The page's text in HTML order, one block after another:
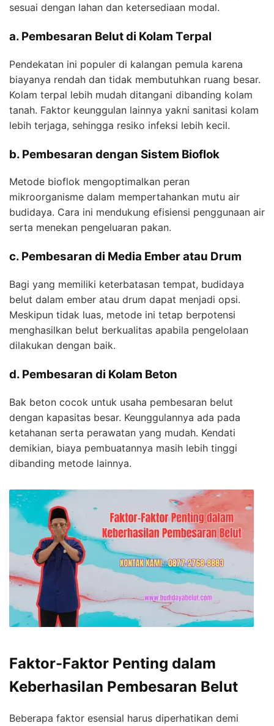
sesuai dengan lahan dan ketersediaan modal.
a. Pembesaran Belut di Kolam Terpal
Pendekatan ini populer di kalangan pemula karena
biayanya rendah dan tidak membutuhkan ruang besar.
Kolam terpal lebih mudah ditangani dibanding kolam
tanah. Faktor keunggulan lainnya yakni sanitasi kolam
lebih terjaga, sehingga resiko infeksi lebih kecil.
b. Pembesaran dengan Sistem Bioflok
Metode bioflok mengoptimalkan peran
mikroorganisme dalam mempertahankan mutu air
budidaya. Cara ini mendukung efisiensi penggunaan air
serta menekan pengeluaran pakan.
c. Pembesaran di Media Ember atau Drum
Bagi yang memiliki keterbatasan tempat, budidaya
belut dalam ember atau drum dapat menjadi opsi.
Meskipun tidak luas, metode ini tetap berpotensi
menghasilkan belut berkualitas apabila pengelolaan
dilakukan dengan baik.
d. Pembesaran di Kolam Beton
Bak beton cocok untuk usaha pembesaran belut
dengan kapasitas besar. Keunggulannya ada pada
ketahanan serta perawatan yang mudah. Kendati
demikian, biaya pembuatannya masih lebih tinggi
dibanding metode lainnya.
Faktor-Faktor Penting dalam
Keberhasilan Pembesaran Belut
Beberapa faktor esensial harus diperhatikan demi